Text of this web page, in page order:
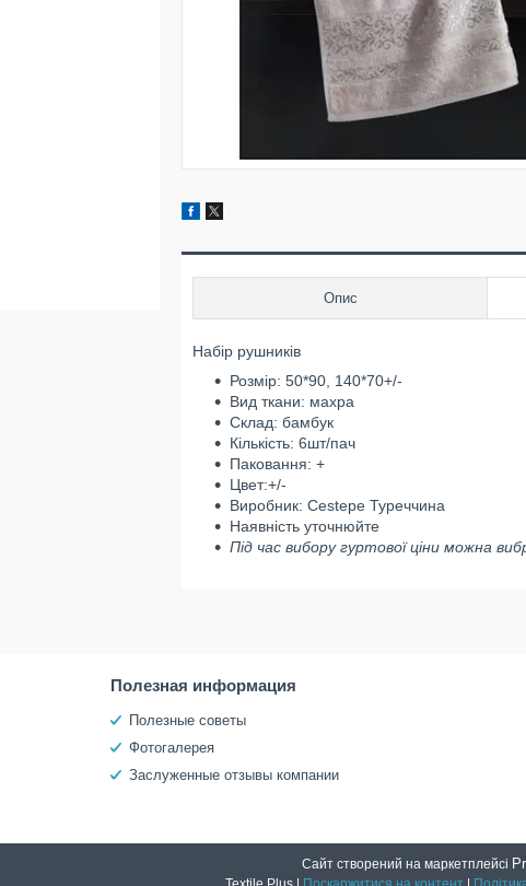
Опис
Набір рушників
Розмір: 50*90,
Вид ткани: махра
Склад: бамбук
Кількість: 6шт/пач
Паковання: +
Цвет:+/-
Виробник: Cestepe Туреччина
Наявність уточнюйте
Під час вибору гуртової ціни можна
Полезная информация
Полезные советы
Фотогалерея
Заслуженные отзывы компании
Сайт створений на маркетплейсі